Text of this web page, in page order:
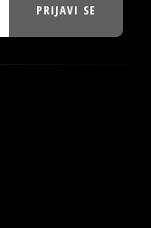
PRIJAVI SE